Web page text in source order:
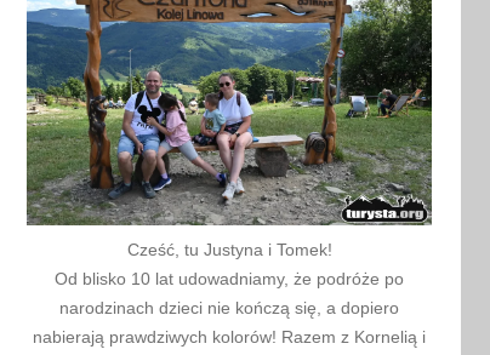
Cześć, tu Justyna i Tomek!
Od blisko 10 lat udowadniamy, że podróże po
narodzinach dzieci nie kończą się, a dopiero
nabierają prawdziwych kolorów! Razem z Kornelią i